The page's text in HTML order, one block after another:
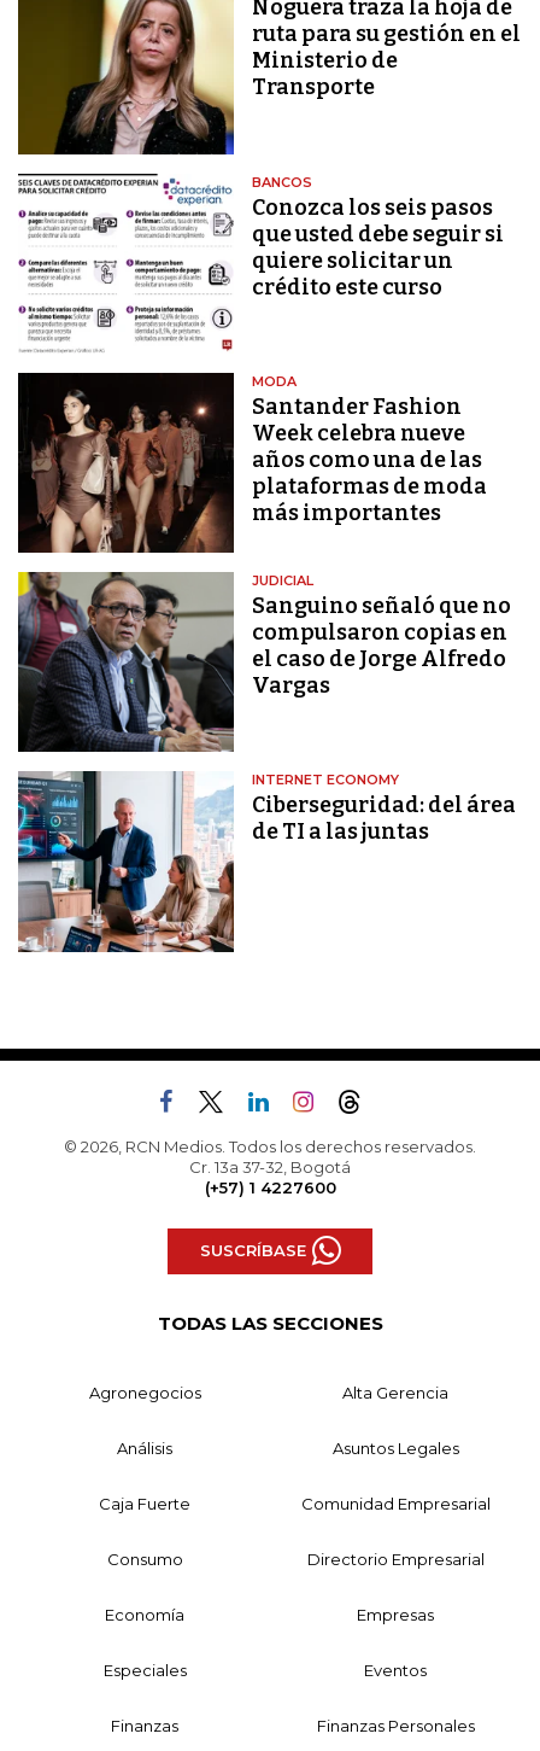
Noguera traza la hoja de
ruta para su gestión en el
Ministerio de
Transporte
BANCOS
Conozca los seis pasos
que usted debe seguir si
quiere solicitar un
crédito este curso
MODA
Santander Fashion
Week celebra nueve
años como una de las
plataformas de moda
más importantes
JUDICIAL
Sanguino señaló que no
compulsaron copias en
el caso de Jorge Alfredo
Vargas
INTERNET ECONOMY
Ciberseguridad: del área
de TI a las juntas
© 2026, RCN Medios. Todos los derechos reservados.
Cr. 13a 37-32, Bogotá
(+57) 1 4227600
SUSCRÍBASE
TODAS LAS SECCIONES
Agronegocios Alta Gerencia
Análisis Asuntos Legales
Caja Fuerte Comunidad Empresarial
Consumo Directorio Empresarial
Economía Empresas
Especiales Eventos
Finanzas Finanzas Personales